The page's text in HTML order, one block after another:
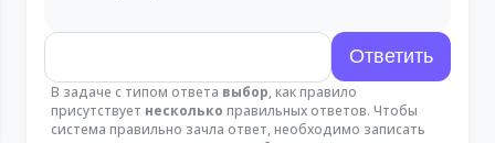
В задаче с типом ответа выбор, как правило
присутствует несколько правильных ответов. Чтобы
система правильно зачла ответ, необходимо записать